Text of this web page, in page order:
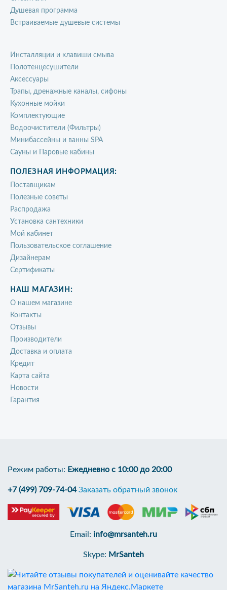
Душевая программа
Встраиваемые душевые системы
Инсталляции и клавиши смыва
Полотенцесушители
Аксессуары
Трапы, дренажные каналы, сифоны
Кухонные мойки
Комплектующие
Водоочистители (Фильтры)
Минибассейны и ванны SPA
Сауны и Паровые кабины
ПОЛЕЗНАЯ ИНФОРМАЦИЯ:
Поставщикам
Полезные советы
Распродажа
Установка сантехники
Мой кабинет
Пользовательское соглашение
Дизайнерам
Сертификаты
НАШ МАГАЗИН:
О нашем магазине
Контакты
Отзывы
Производители
Доставка и оплата
Кредит
Карта сайта
Новости
Гарантия
Режим работы: Ежедневно с 10:00 до 20:00
+7 (499) 709-74-04 Заказать обратный звонок
Email: info@mrsanteh.ru
Skype: MrSanteh